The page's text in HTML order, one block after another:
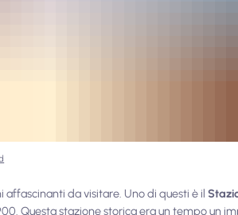
affascinanti da visitare. Uno di questi è il
Questa stazione storica era un tempo un